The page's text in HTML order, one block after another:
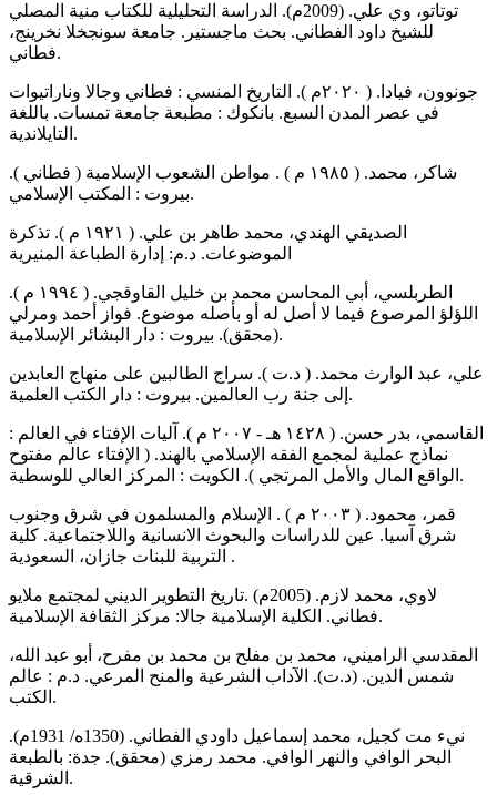
توتاتو، وي علي. (2009م). الدراسة التحليلية للكتاب منية المصلي
للشيخ داود الفطاني. بحث ماجستير. جامعة سونجخلا نخرينج،
فطاني.
جونوون، فيادا. ( ۲۰۲۰م ). التاريخ المنسي : فطاني وجالا وناراتيوات
في عصر المدن السبع. بانكوك : مطبعة جامعة تمسات. باللغة
التايلاندية.
شاكر، محمد. ( ١٩٨٥ م ) . مواطن الشعوب الإسلامية ( فطاني ).
بيروت : المكتب الإسلامي.
الصديقي الهندي، محمد طاهر بن علي. ( ١٩٢١ م ). تذكرة
الموضوعات. د.م: إدارة الطباعة المنيرية
الطربلسي، أبي المحاسن محمد بن خليل القاوقجي. ( ١٩٩٤ م ).
اللؤلؤ المرصوع فيما لا أصل له أو بأصله موضوع. فواز أحمد ومرلي
(محقق). بيروت : دار البشائر الإسلامية.
علي، عبد الوارث محمد. ( د.ت ). سراج الطالبين على منهاج العابدين
إلى جنة رب العالمين. بيروت : دار الكتب العلمية.
القاسمي، بدر حسن. ( ١٤٢٨ هـ - ۲۰۰۷ م ). آليات الإفتاء في العالم :
نماذج عملية لمجمع الفقه الإسلامي بالهند. ( الإفتاء عالم مفتوح
الواقع المال والأمل المرتجي ). الكويت : المركز العالي للوسطية.
قمر، محمود. ( ۲۰۰۳ م ) . الإسلام والمسلمون في شرق وجنوب
شرق آسيا. عين للدراسات والبحوث الانسانية واللاجتماعية. كلية
التربية للبنات جازان، السعودية .
لاوي، محمد لازم. (2005م) .تاريخ التطوير الديني لمجتمع ملايو
فطاني. الكلية الإسلامية جالا: مركز الثقافة الإسلامية.
المقدسي الراميني، محمد بن مفلح بن محمد بن مفرح، أبو عبد الله،
شمس الدين. (د.ت). الآداب الشرعية والمنح المرعي. د.م : عالم
الكتب.
نيء مت كجيل، محمد إسماعيل داودي الفطاني. (1350ه/ 1931م).
البحر الوافي والنهر الوافي. محمد رمزي (محقق). جدة: بالطبعة
الشرقية.